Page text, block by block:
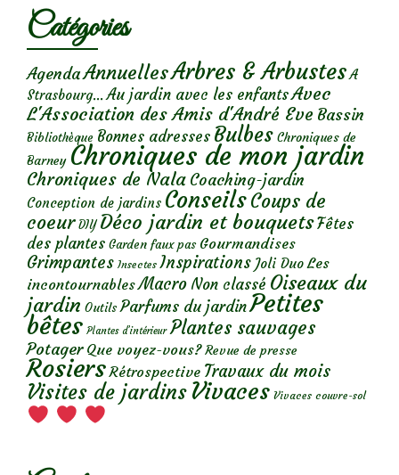
Catégories
AgendaAnnuellesArbres & Arbustes A
Strasbourg... Au jardin avec les enfantsAvec
L'Association des Amis d'André Eve Bassin
Bibliothèque Bonnes adresses Bulbes Chroniques de
Barney Chroniques de mon jardin
Chroniques de Nala Coaching-jardin
Conception de jardins ConseilsCoups de
coeur DIY Déco jardin et bouquetsFêtes
des plantes Garden faux pas Gourmandises
Grimpantes Insectes Inspirations Joli Duo Les
incontournables Macro Non classé Oiseaux du
jardin Outils Parfums du jardinPetites
bêtes Plantes d’intérieur Plantes sauvages
Potager Que voyez-vous? Revue de presse
Rosiers Rétrospective Travaux du mois
Visites de jardins Vivaces Vivaces couvre-sol